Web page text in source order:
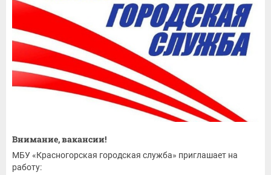
Внимание, вакансии!
МБУ «Красногорская городская служба» приглашает на
работу: